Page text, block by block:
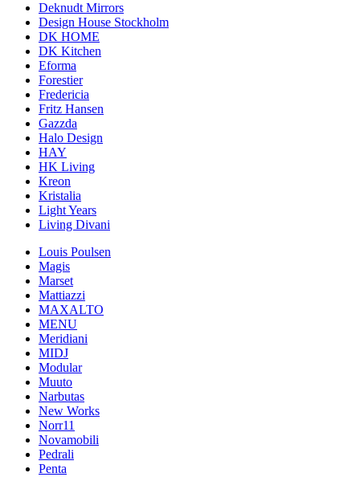
Deknudt Mirrors
Design House Stockholm
DK HOME
DK Kitchen
Eforma
Forestier
Fredericia
Fritz Hansen
Gazzda
Halo Design
HAY
HK Living
Kreon
Kristalia
Light Years
Living Divani
Louis Poulsen
Magis
Marset
Mattiazzi
MAXALTO
MENU
Meridiani
MIDJ
Modular
Muuto
Narbutas
New Works
Norr11
Novamobili
Pedrali
Penta